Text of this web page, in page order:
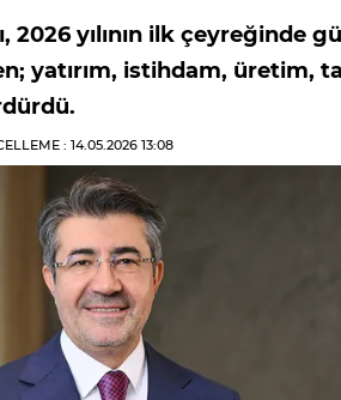
2026 yılının ilk çeyreğinde
yatırım, istihdam, üretim,
: 14.05.2026 13:08